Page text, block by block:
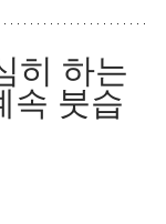
히 하는
속 붓습